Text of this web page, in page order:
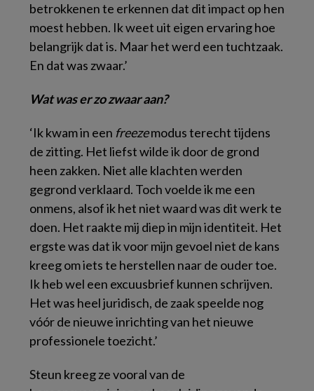
betrokkenen te erkennen dat dit impact op hen
moest hebben. Ik weet uit eigen ervaring hoe
belangrijk dat is. Maar het werd een tuchtzaak.
En dat was zwaar.’
Wat was er zo zwaar aan?
‘Ik kwam in een freezemodus terecht tijdens
de zitting. Het liefst wilde ik door de grond
heen zakken. Niet alle klachten werden
gegrond verklaard. Toch voelde ik me een
onmens, alsof ik het niet waard was dit werk te
doen. Het raakte mij diep in mijn identiteit. Het
ergste was dat ik voor mijn gevoel niet de kans
kreeg om iets te herstellen naar de ouder toe.
Ik heb wel een excuusbrief kunnen schrijven.
Het was heel juridisch, de zaak speelde nog
vóór de nieuwe inrichting van het nieuwe
professionele toezicht.’
Steun kreeg ze vooral van de